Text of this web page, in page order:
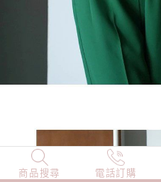
商品搜尋 電話訂購
NEW 店長精選